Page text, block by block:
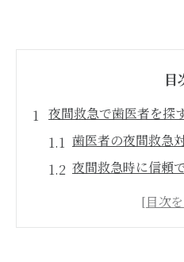
目
夜間救急で歯医者を探
歯医者の夜間救急
夜間救急時に信頼
現在営業中の夜間